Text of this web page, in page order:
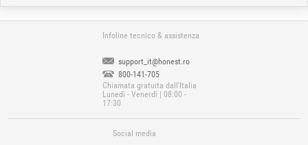
Infoline tecnico & assistenza
support_it@honest.ro
800-141-705
Chiamata gratuita dall'Italia
Lunedì - Venerdì | 08:00 -
17:30
Social media